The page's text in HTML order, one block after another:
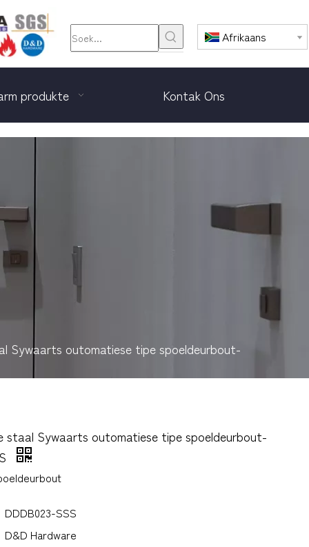
Afrikaans
produkte Kontak Ons
Sywaarts outomatiese tipe spoeldeurbout-
staal Sywaarts outomatiese tipe spoeldeurbout-
DDDB023-SSS
D&D Hardware